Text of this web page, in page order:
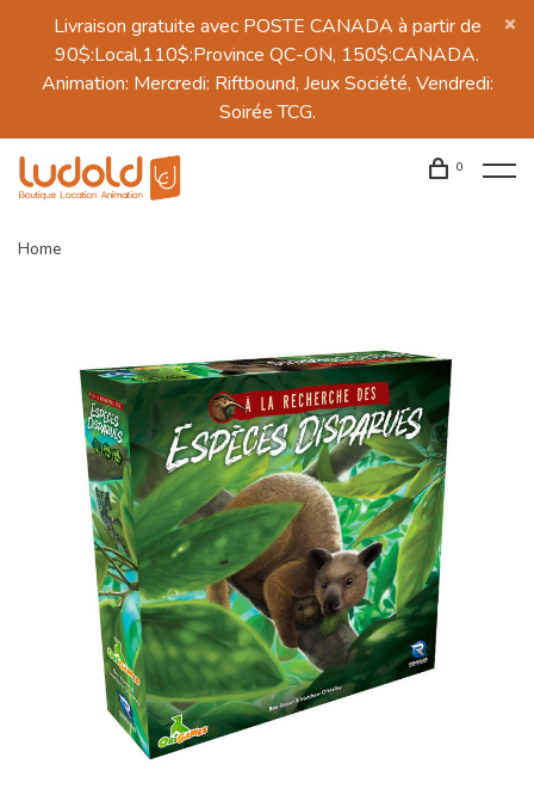
Livraison gratuite avec POSTE CANADA à partir de
90$:Local,110$:Province QC-ON, 150$:CANADA.
Animation: Mercredi: Riftbound, Jeux Société, Vendredi:
Soirée TCG.
0
Home